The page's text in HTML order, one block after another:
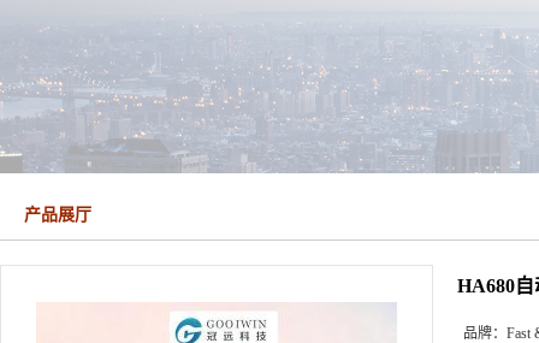
产品展厅
HA680
品牌： Fast